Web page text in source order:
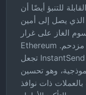
للتنبؤ أيضًا أن
الذي يصل إلى أمين
الغاز على غرار
Ethereum لتآكل إيداع صغير في يوم مباراة مزدحم.
تجعل InstantSend تجربة التحويل أقرب إلى التحويل
وهو تحسين
ذات نوافذ